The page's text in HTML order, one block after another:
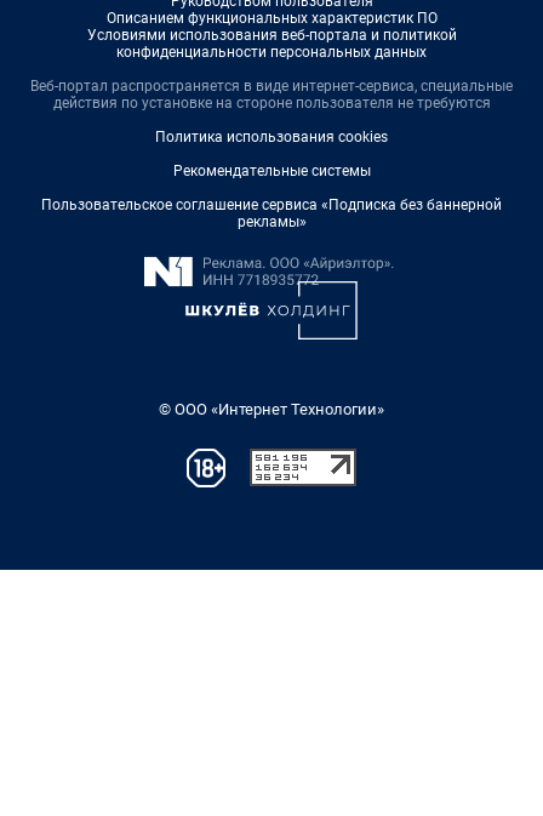
Описанием функциональных характеристик ПО
Условиями использования веб-портала и политикой
конфиденциальности персональных данных
Веб-портал распространяется в виде интернет-сервиса, специальные
действия по установке на стороне пользователя не требуются
Политика использования cookies
Рекомендательные системы
Пользовательское соглашение сервиса «Подписка без баннерной
рекламы»
© ООО «Интернет Технологии»